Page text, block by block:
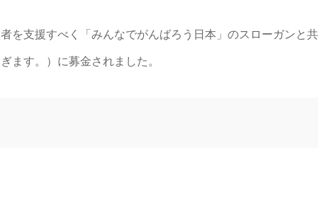
を支援すべく「みんなでがんばろう日本」のスローガンと共
ます。）に募金されました。